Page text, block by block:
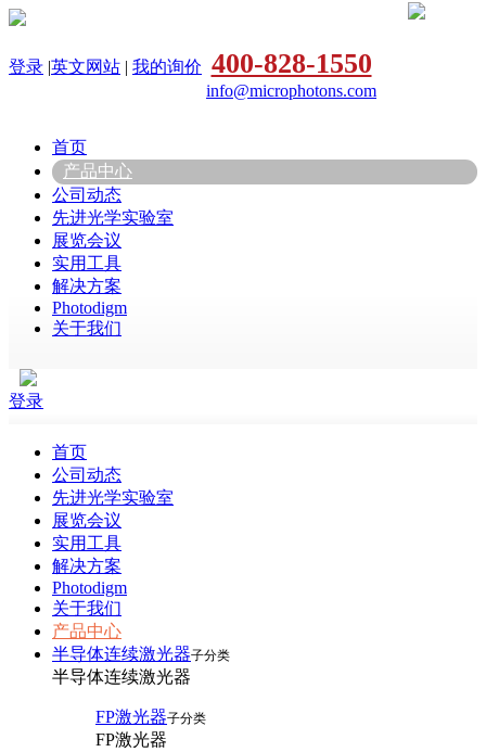
登录 |英文网站 | 我的询价 400-828-1550
info@microphotons.com
首页
产品中心
公司动态
先进光学实验室
展览会议
实用工具
解决方案
Photodigm
关于我们
登录
首页
公司动态
先进光学实验室
展览会议
实用工具
解决方案
Photodigm
关于我们
产品中心
半导体连续激光器子分类
半导体连续激光器
FP激光器子分类
FP激光器